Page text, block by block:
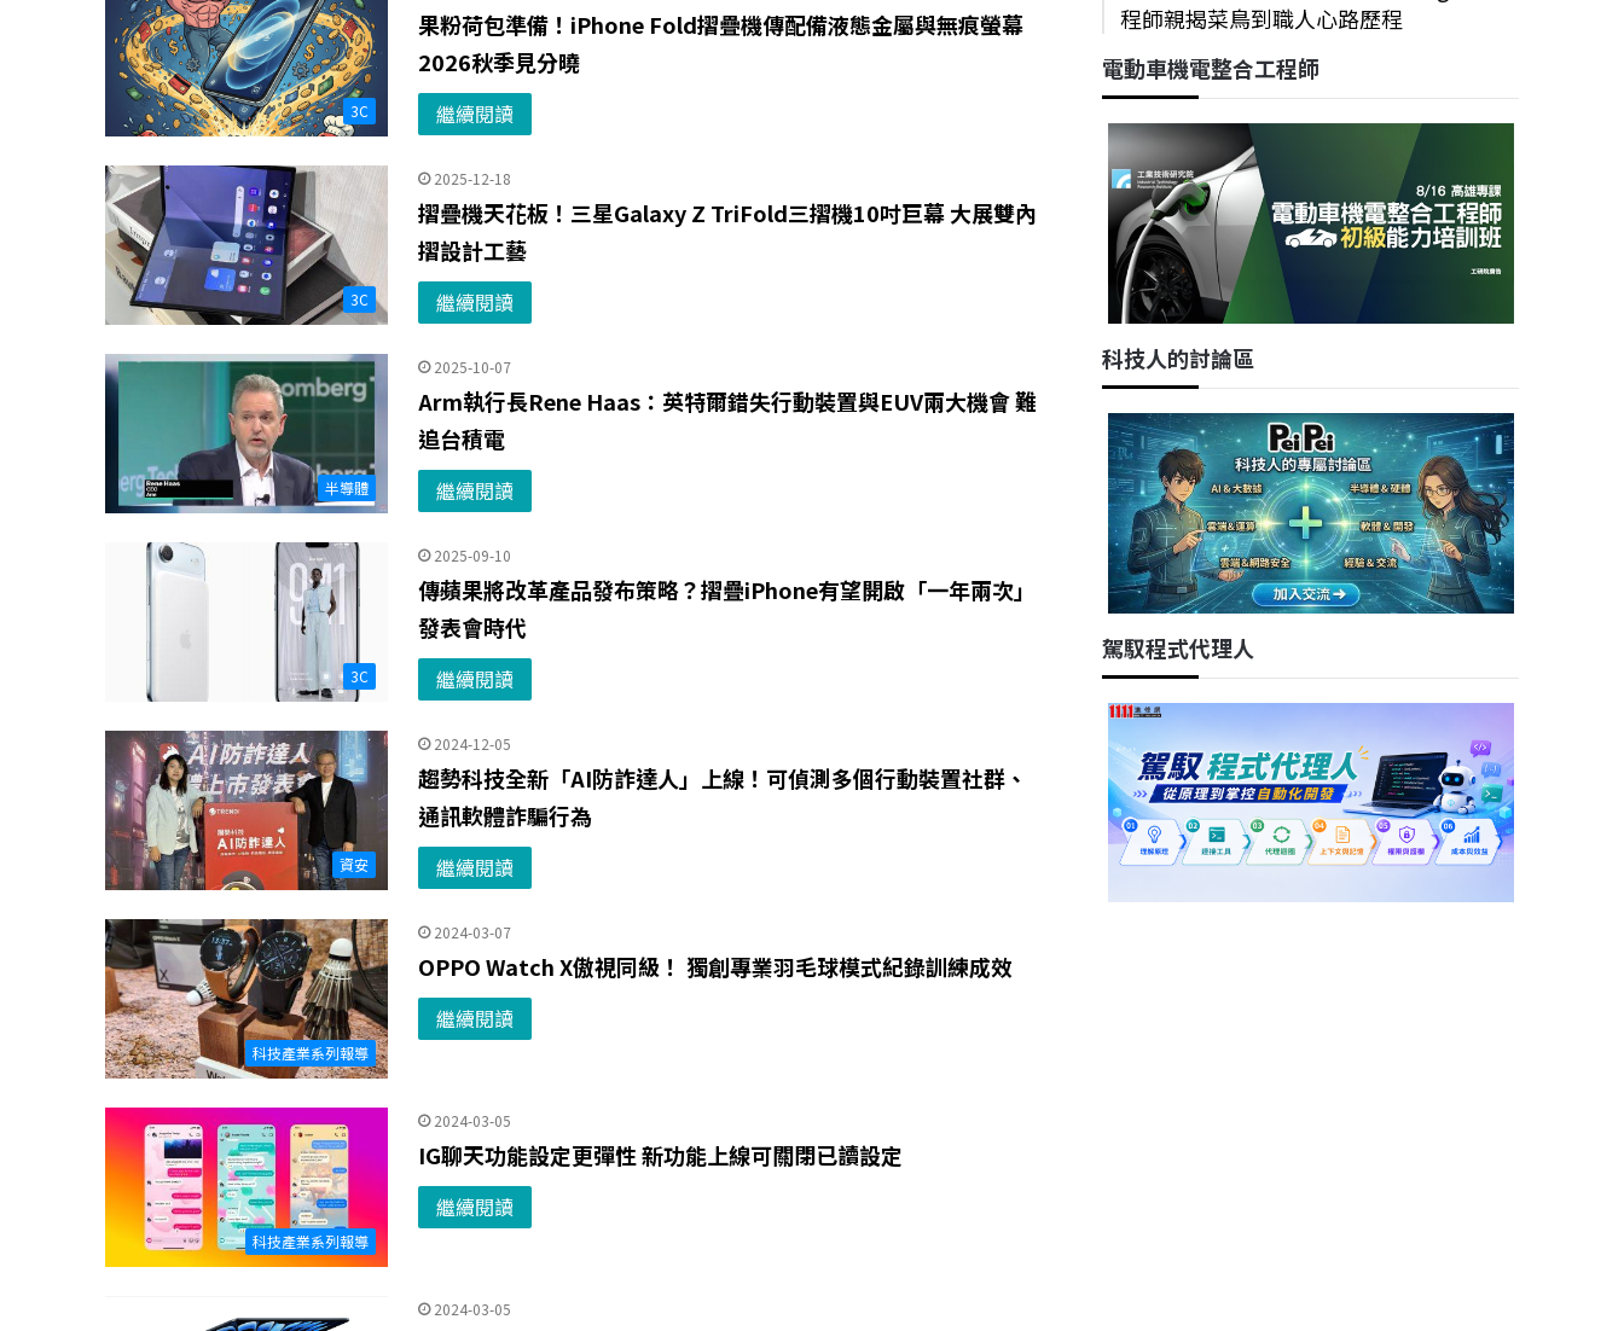
3C
果粉荷包準備！iPhone Fold摺疊機傳配備液態金屬與無痕螢幕
2026秋季見分曉
繼續閱讀
3C
2025-12-18
摺疊機天花板！三星Galaxy Z TriFold三摺機10吋巨幕 大展雙內
摺設計工藝
繼續閱讀
半導體
2025-10-07
Arm執行長Rene Haas：英特爾錯失行動裝置與EUV兩大機會 難
追台積電
繼續閱讀
3C
2025-09-10
傳蘋果將改革產品發布策略？摺疊iPhone有望開啟「一年兩次」
發表會時代
繼續閱讀
資安
2024-12-05
趨勢科技全新「AI防詐達人」上線！可偵測多個行動裝置社群、
通訊軟體詐騙行為
繼續閱讀
科技產業系列報導
2024-03-07
OPPO Watch X傲視同級！ 獨創專業羽毛球模式紀錄訓練成效
繼續閱讀
科技產業系列報導
2024-03-05
IG聊天功能設定更彈性 新功能上線可關閉已讀設定
繼續閱讀
2024-03-05
程師親揭菜鳥到職人心路歷程
電動車機電整合工程師
科技人的討論區
駕馭程式代理人